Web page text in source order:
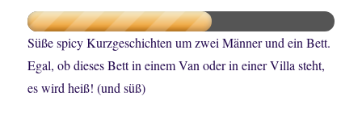
Süße spicy Kurzgeschichten um zwei Männer und ein Bett.
Egal, ob dieses Bett in einem Van oder in einer Villa steht,
es wird heiß! (und süß)